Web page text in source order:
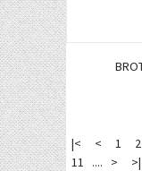
|< < 1 2
11
.... >
>|